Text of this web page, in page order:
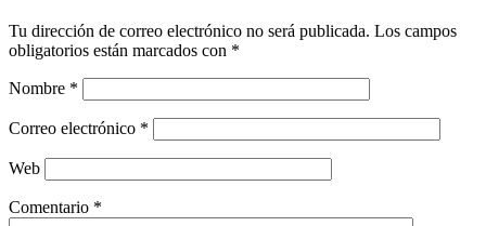
Tu dirección de correo electrónico no será publicada. Los campos
obligatorios están marcados con *
Nombre *
Correo electrónico *
Web
Comentario *